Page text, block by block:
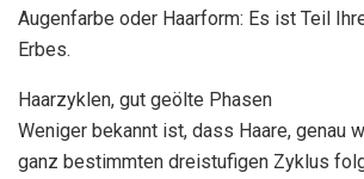
Augenfarbe oder Haarform: Es ist Teil
Erbes.
Haarzyklen, gut geölte Phasen
Weniger bekannt ist, dass Haare, genau
ganz bestimmten dreistufigen Zyklus